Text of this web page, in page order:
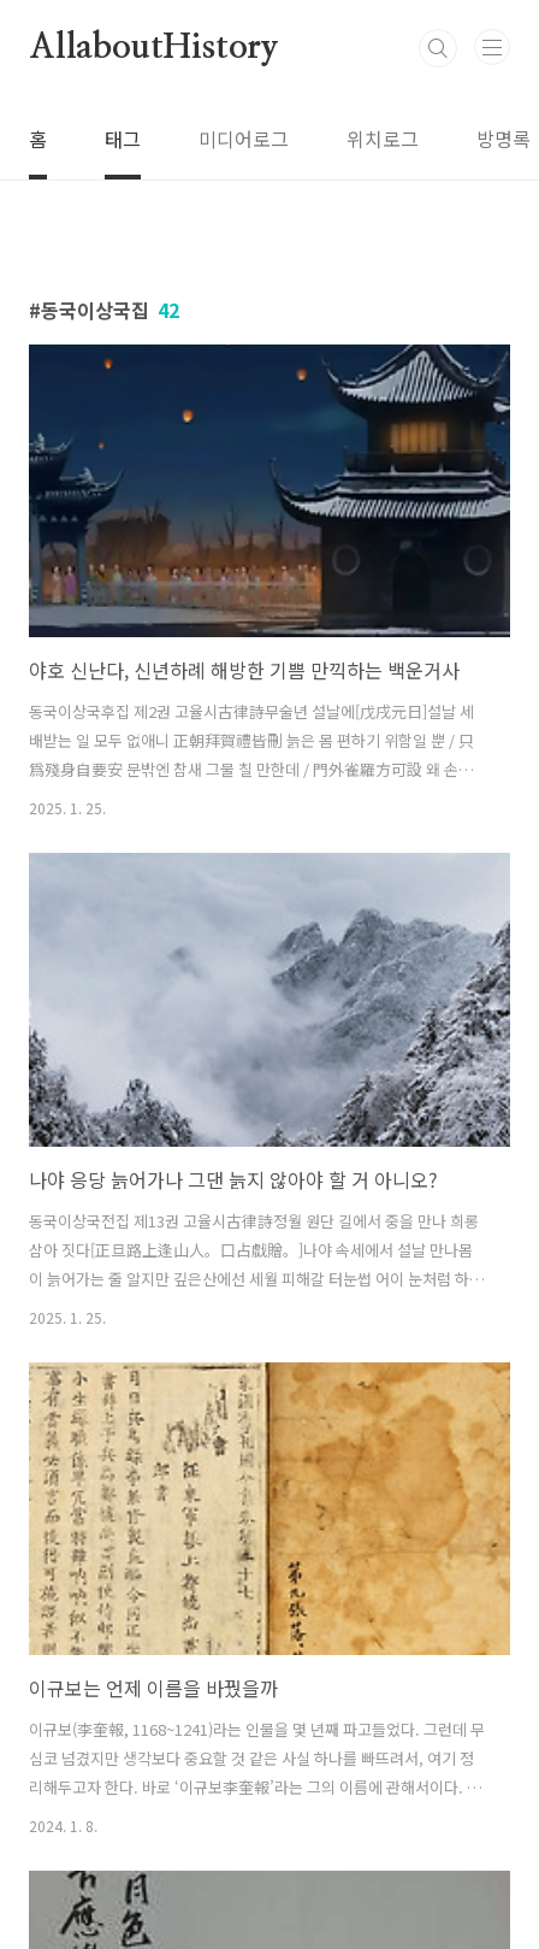
AllaboutHistory
홈 태그 미디어로그 위치로그 방명록
동국이상국집 42
야호 신난다, 신년하례 해방한 기쁨 만끽하는 백운거사
동국이상국후집 제2권 고율시古律詩무술년 설날에[戊戌元日]설날 세
배받는 일 모두 없애니 正朝拜賀禮皆刪 늙은 몸 편하기 위함일 뿐 / 只
爲殘身自要安 문밖엔 참새 그물 칠 만한데 / 門外雀羅方可設 왜 손들
이 와서 서성대는가 / 如何賓客立盤桓 잠이 좋아 그믐밤도 제끼고선 嗜
야 여유롭게 눌루랄라 콧노래 / 如今時得閑中詠 눈바람 추운 날 조회도
한데 : 벼슬에서 물러나와 한가하게 삶을 표현한 말. 사기史記 급정전
汲鄭傳에 “적공翟公이 정위廷尉로 있을 때엔 손님들이 문에 가득하더
니 퇴직한 후에는 문 밖에 새 잡는 그물을 치게 되었다.” 하였다. ⓒ 한
국고전번역원 | 김학주 (역) ..
2025. 1. 25.
나야 응당 늙어가나 그댄 늙지 않아야 할 거 아니오?
동국이상국전집 제13권 고율시古律詩정월 원단 길에서 중을 만나 희롱
삼아 짓다[正旦路上逢山人。口占戱贈。]나야 속세에서 설날 만나몸
이 늙어가는 줄 알지만 깊은산에선 세월 피해갈 터눈썹 어이 눈처럼 하얕
소我於世上遇王春 已分年來老逼身 深谷想應逃歲月 如何亦作雪眉
친다. 말할 것도 없이 백운거사 이규보 작이다. 이 양반 개그맨 뺨치는 재
주가 출중하다.
2025. 1. 25.
이규보는 언제 이름을 바꿨을까
이규보(李奎報, 1168~1241)라는 인물을 몇 년째 파고들었다. 그런데 무
심코 넘겼지만 생각보다 중요할 것 같은 사실 하나를 빠뜨려서, 여기 정
리해두고자 한다. 바로 ‘이규보李奎報’라는 그의 이름에 관해서이다. 그
의 원래 이름은 ‘이인저李仁氐’였다. 이십팔수二十八宿의 세 번째 ‘저성
십팔수의 열다섯 번째 ‘규성奎星’에서 글자를 따 ‘규보奎報’로 이름을 바
꾼다. 그런데 그가 이름을 바꾼 시점을 두고 『동국이상국집』과 『고려
사』 의 기록이 엇갈린다. 기유년(1189) 사마시(司馬試, 국자감시)에 나
2024. 1. 8.